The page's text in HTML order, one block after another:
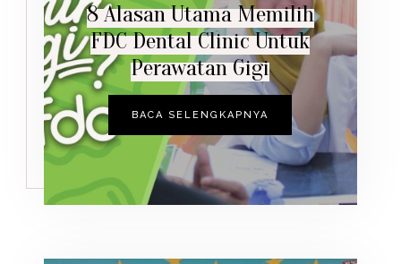
8 Alasan Utama Memilih
FDC Dental Clinic Untuk
Perawatan Gigi
BACA SELENGKAPNYA